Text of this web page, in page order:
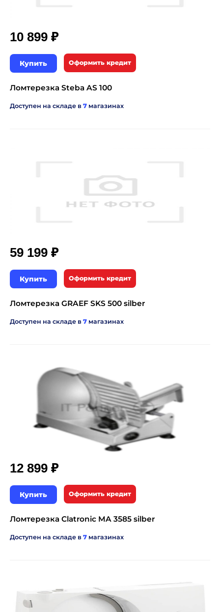
10 899 ₽
Купить Оформить кредит
Ломтерезка Steba AS 100
Доступен на складе в 7 магазинах
59 199 ₽
Купить Оформить кредит
Ломтерезка GRAEF SKS 500 silber
Доступен на складе в 7 магазинах
12 899 ₽
Купить Оформить кредит
Ломтерезка Clatronic MA 3585 silber
Доступен на складе в 7 магазинах